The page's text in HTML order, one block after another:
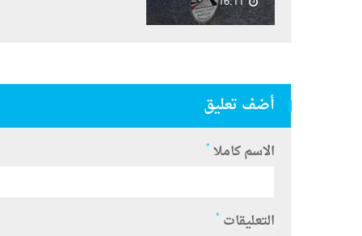
أضف تعليق
الاسم كاملا *
التعليقات *